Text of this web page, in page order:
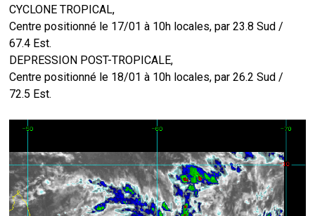
CYCLONE TROPICAL,
Centre positionné le 17/01 à 10h locales, par 23.8 Sud /
67.4 Est.
DEPRESSION POST-TROPICALE,
Centre positionné le 18/01 à 10h locales, par 26.2 Sud /
72.5 Est.